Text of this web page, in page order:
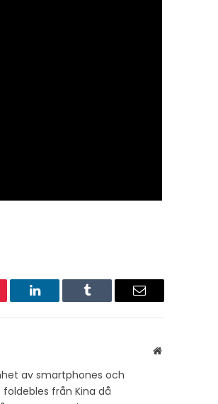
LinkedIn Tumblr Email
Website
av smartphones och
från Kina då